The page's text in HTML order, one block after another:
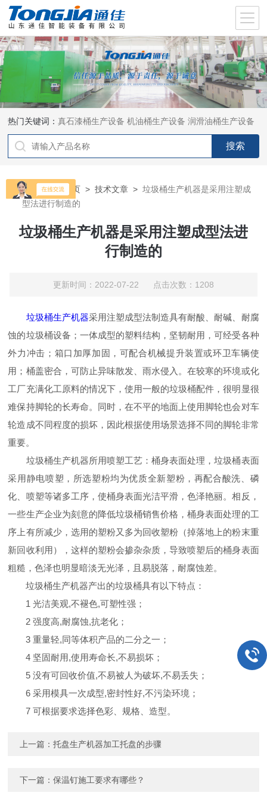
热门关键词：真石漆桶生产设备 机油桶生产设备 润滑油桶生产设备
当前位置：首页 >技术文章 >垃圾桶生产机器是采用注塑成
型法进行制造的
垃圾桶生产机器是采用注塑成型法进
行制造的
更新时间：2022-07-22 点击次数：1208
垃圾桶生产机器采用注塑成型法制造具有耐酸、耐碱、耐腐
蚀的垃圾桶设备；一体成型的塑料结构，坚韧耐用，可经受各种
外力冲击；箱口加厚加固，可配合机械提升装置或环卫车辆使
用；桶盖密合，可防止异味散发、雨水侵入。在较寒的环境或化
工厂充满化工原料的情况下，使用一般的垃圾桶配件，很明显很
难保持脚轮的长寿命。同时，在不平的地面上使用脚轮也会对车
轮造成不同程度的损坏，因此根据使用场景选择不同的脚轮非常
重要。
垃圾桶生产机器所用喷塑工艺：桶身表面处理，垃圾桶表面
采用静电喷塑，所选塑粉均为优质全新塑粉，再配合酸洗、磷
化、喷塑等诸多工序，使桶身表面光洁平滑，色泽艳丽。相反，
一些生产企业为刻意的降低垃圾桶销售价格，桶身表面处理的工
序上有所减少，选用的塑粉又多为回收塑粉（掉落地上的粉末重
新回收利用），这样的塑粉会掺杂杂质，导致喷塑后的桶身表面
粗糙，色泽也明显暗淡无光泽，且易脱落，耐腐蚀差。
垃圾桶生产机器产出的垃圾桶具有以下特点：
1 光洁美观,不褪色,可塑性强；
2 强度高,耐腐蚀,抗老化；
3 重量轻,同等体积产品的二分之一；
4 坚固耐用,使用寿命长,不易损坏；
5 没有可回收价值,不易被人为破坏,不易丢失；
6 采用模具一次成型,密封性好,不污染环境；
7 可根据要求选择色彩、规格、造型。
上一篇：托盘生产机器加工托盘的步骤
下一篇：保温钉施工要求有哪些？